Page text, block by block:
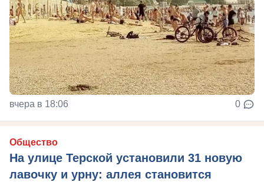
вчера в 18:06 0
Общество
На улице Терской установили 31 новую
лавочку и урну: аллея становится